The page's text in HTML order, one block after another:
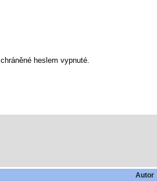
heslem vypnuté.
Autor